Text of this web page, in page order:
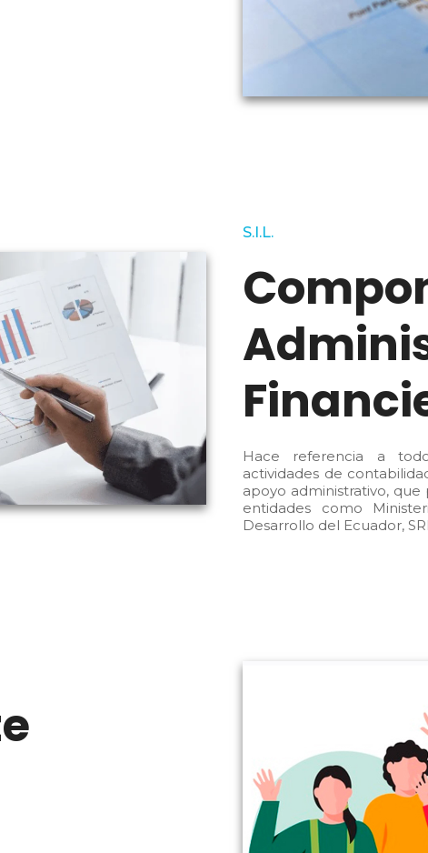
S.I.L.
Hace referencia a
actividades de
apoyo administrativo,
entidades como
Desarrollo del Ecuador,